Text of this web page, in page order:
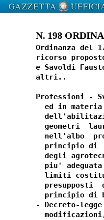
N. 198
Ordinanza del
ricorso
e Savoldi
altri..
Professioni -
ed in
geometri
nell'albo
principio di
degli
piu'
limiti
presupposti
principio di
- Decreto-